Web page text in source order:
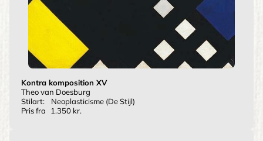
Kontra komposition XV
Theo van Doesburg
Stilart:
Neoplasticisme (De Stijl)
Pris fra
1.350 kr.